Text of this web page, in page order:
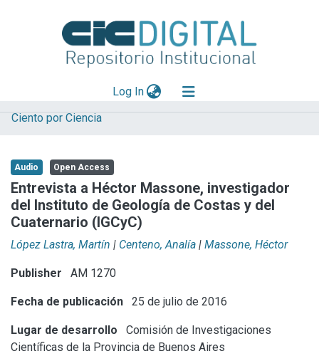
Log In(current)
Explorar
Aportar material
Statistics
Ciento por Ciencia
Audio Open Access
Entrevista a Héctor Massone, investigador
del Instituto de Geología de Costas y del
Cuaternario (IGCyC)
López Lastra, Martín | Centeno, Analía | Massone, Héctor
Publisher AM 1270
Fecha de publicación 25 de julio de 2016
Lugar de desarrollo
Comisión de Investigaciones
Científicas de la Provincia de Buenos Aires